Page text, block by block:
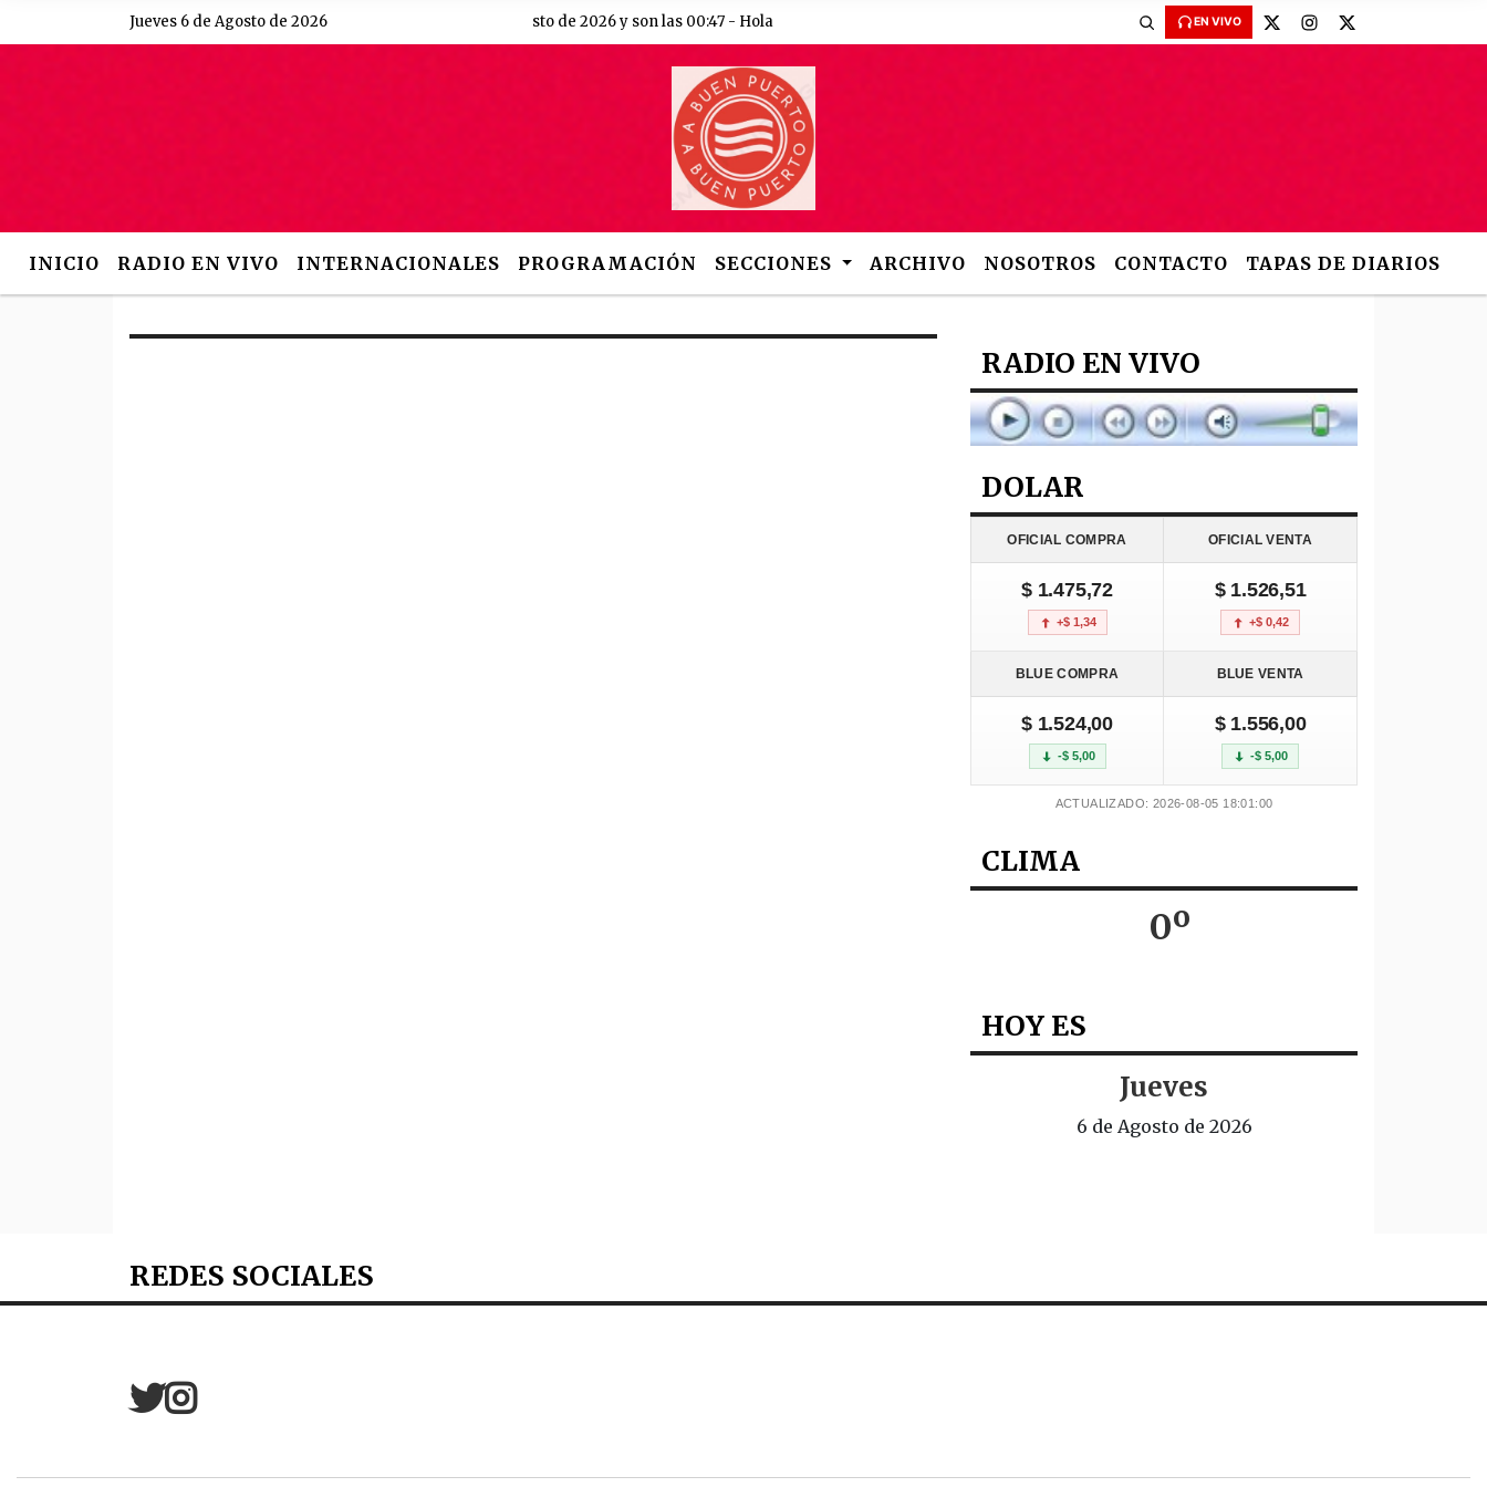
Jueves 6 de Agosto de 2026 Hoy es Jueves 6 de Agosto de 2026 y son las 00:47 - Hola EN VIVO
INICIO RADIO EN VIVO INTERNACIONALES PROGRAMACIÓN SECCIONES ARCHIVO NOSOTROS CONTACTO TAPAS DE DIARIOS
RADIO EN VIVO
DOLAR
OFICIAL COMPRA OFICIAL VENTA
$ 1.475,72
+$ 1,34
$ 1.526,51
+$ 0,42
BLUE COMPRA BLUE VENTA
$ 1.524,00
-$ 5,00
$ 1.556,00
-$ 5,00
ACTUALIZADO: 2026-08-05 18:01:00
CLIMA
0º
HOY ES
Jueves
6 de Agosto de 2026
REDES SOCIALES